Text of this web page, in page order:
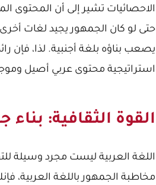
الاحصائيات تشير إلى أن المحتوى
حتى لو كان الجمهور يجيد لغات
يصعب بناؤه بلغة أجنبية. لذا، فإن
استراتيجية محتوى عربي أصيل
القوة الثقافية: بناء
اللغة العربية ليست مجرد وسيلة
مخاطبة الجمهور باللغة